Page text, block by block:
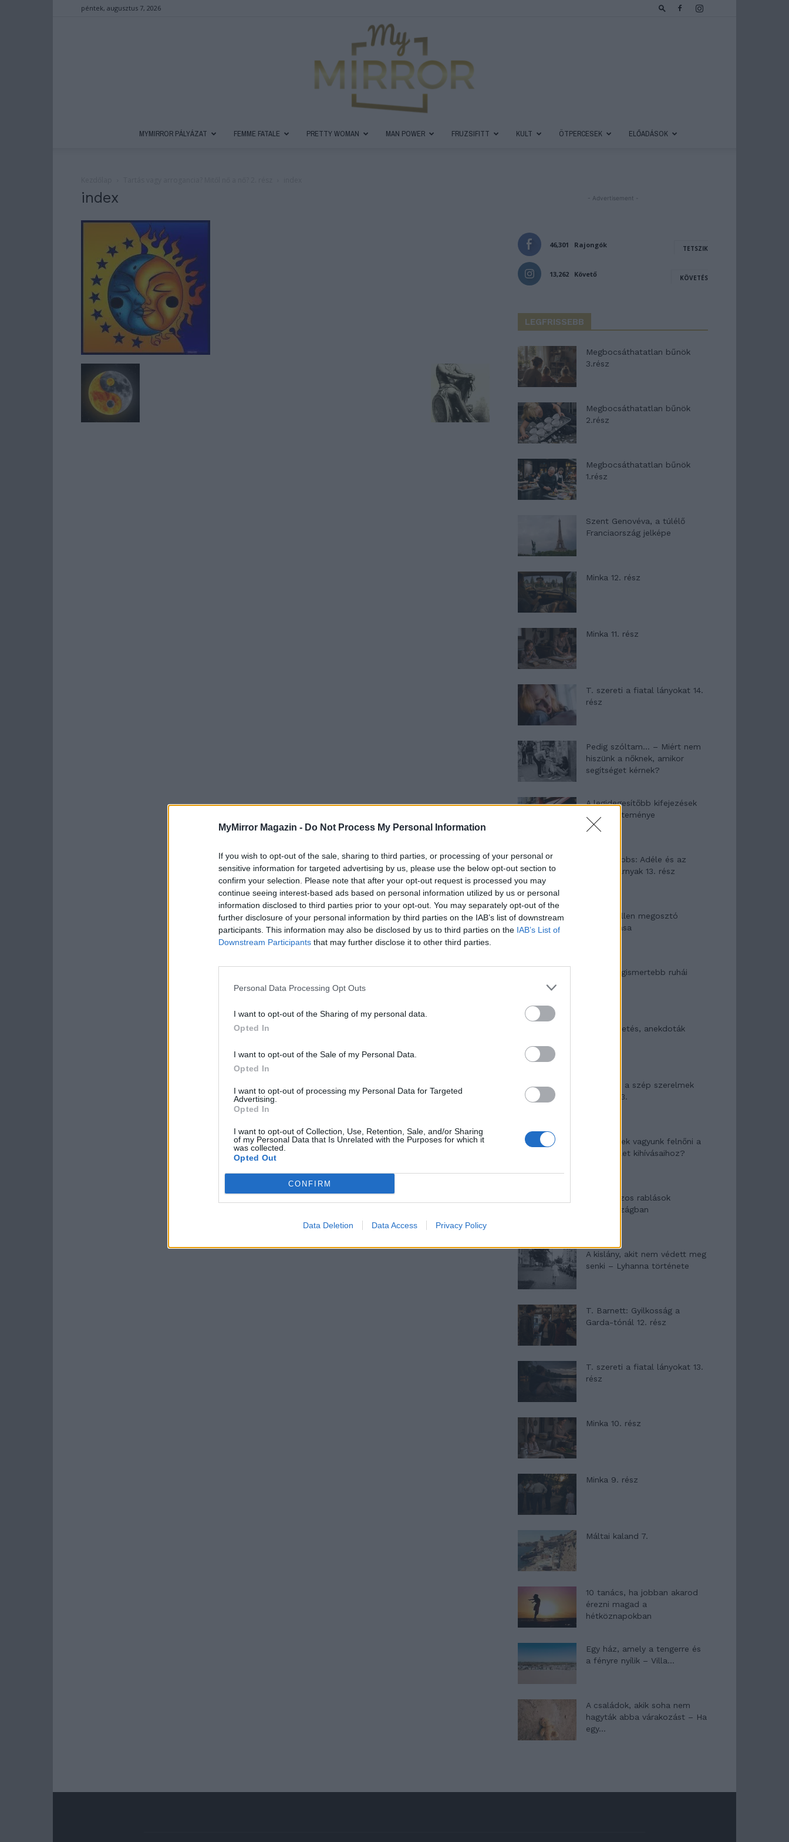
MyMirror Magazin - Do Not Process My Personal Information
If you wish to opt-out of the sale, sharing to third parties, or processing of your personal or
sensitive information for targeted advertising by us, please use the below opt-out section to
confirm your selection. Please note that after your opt-out request is processed you may
continue seeing interest-based ads based on personal information utilized by us or personal
information disclosed to third parties prior to your opt-out. You may separately opt-out of the
further disclosure of your personal information by third parties on the IAB’s list of downstream
participants. This information may also be disclosed by us to third parties on the IAB’s List of
Downstream Participants that may further disclose it to other third parties.
Personal Data Processing Opt Outs
I want to opt-out of the Sharing of my personal data.
Opted In
I want to opt-out of the Sale of my Personal Data.
Opted In
I want to opt-out of processing my Personal Data for Targeted
Advertising.
Opted In
I want to opt-out of Collection, Use, Retention, Sale, and/or Sharing
of my Personal Data that Is Unrelated with the Purposes for which it
was collected.
Opted Out
CONFIRM
Data Deletion Data Access Privacy Policy
péntek, augusztus 7, 2026
MYMIRROR PÁLYÁZAT FEMME FATALE PRETTY WOMAN MAN POWER FRUZSIFITT KULT ÖTPERCESEK ELŐADÁSOK
index - Advertisement -
46,301 Rajongók TETSZIK
13,262 Követő KÖVETÉS
LEGFRISSEBB
Megbocsáthatatlan bűnök
3.rész
Megbocsáthatatlan bűnök
2.rész
Megbocsáthatatlan bűnök
1.rész
Szent Genovéva, a túlélő
Franciaország jelképe
Minka 12. rész
Minka 11. rész
T. szereti a fiatal lányokat 14.
rész
Pedig szóltam… – Miért nem
hiszünk a nőknek, amikor
segítséget kérnek?
A legidegesítőbb kifejezések
laza gyűjteménye
Elyna Robbs: Adéle és az
örökölt árnyak 13. rész
Woody Allen megosztó
zsenialitása
A világ legismertebb ruhái
Nyár, nevetés, anekdoták
Panna és a szép szerelmek
mítosza 3.
Képtelenek vagyunk felnőni a
felnőtt élet kihívásaihoz?
Altatógázos rablások
Olaszországban
A kislány, akit nem védett meg
senki – Lyhanna története
T. Barnett: Gyilkosság a
Garda-tónál 12. rész
T. szereti a fiatal lányokat 13.
rész
Minka 10. rész
Minka 9. rész
Máltai kaland 7.
10 tanács, ha jobban akarod
érezni magad a
hétköznapokban
Egy ház, amely a tengerre és
a fényre nyílik – Villa...
A családok, akik soha nem
hagyták abba várakozást – Ha
egy...